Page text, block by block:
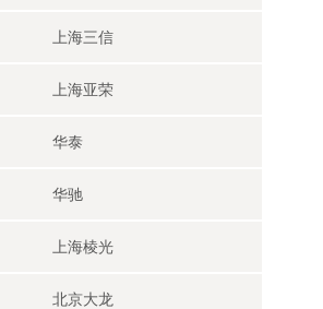
上海三信
上海亚荣
华泰
华驰
上海棱光
北京大龙